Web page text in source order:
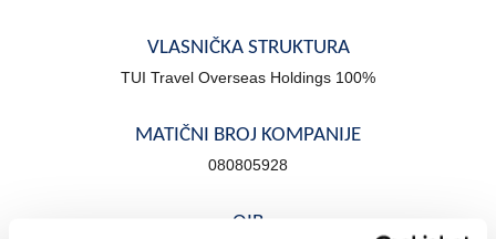
VLASNIČKA STRUKTURA
TUI Travel Overseas Holdings 100%
MATIČNI BROJ KOMPANIJE
080805928
OIB